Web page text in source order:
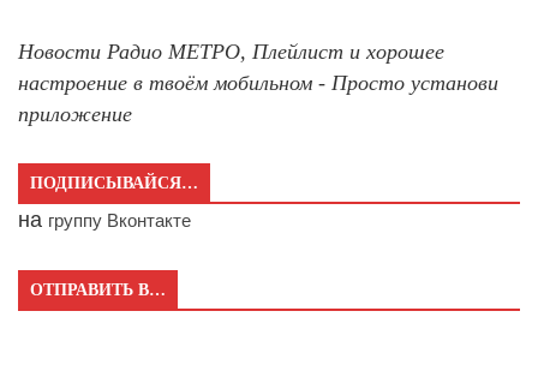
Новости Радио МЕТРО, Плейлист и хорошее
настроение в твоём мобильном - Просто установи
приложение
ПОДПИСЫВАЙСЯ…
на группу Вконтакте
ОТПРАВИТЬ В…